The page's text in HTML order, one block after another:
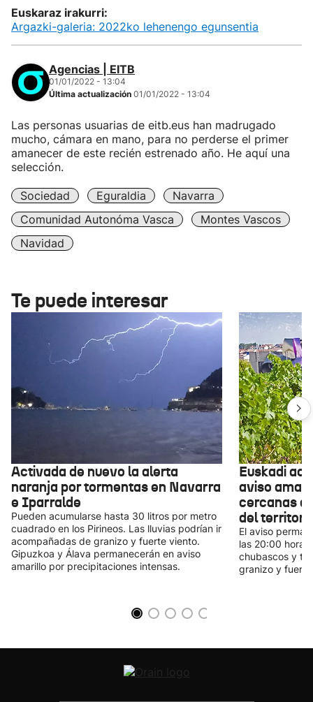
Euskaraz irakurri:
Argazki-galeria: 2022ko lehenengo egunsentia
Agencias | EITB
01/01/2022 - 13:04
Última actualización 01/01/2022 - 13:04
Las personas usuarias de eitb.eus han madrugado
mucho, cámara en mano, para no perderse el primer
amanecer de este recién estrenado año. He aquí una
selección.
Sociedad Eguraldia
Navarra
Comunidad Autonóma Vasca
Montes Vascos
Navidad
Te puede interesar
Activada de nuevo la alerta
naranja por tormentas en Navarra
e Iparralde
Pueden acumularse hasta 30 litros por metro
cuadrado en los Pirineos. Las lluvias podrían ir
acompañadas de granizo y fuerte viento.
Gipuzkoa y Álava permanecerán en aviso
amarillo por precipitaciones intensas.
Euskadi
aviso
cercanas a
del
El aviso
las 20:00
chubascos y
granizo y